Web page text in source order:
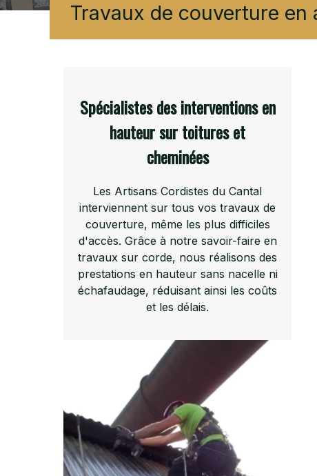
Travaux de couverture
Spécialistes des interventions en
hauteur sur toitures et
cheminées
Les Artisans Cordistes du Cantal
interviennent sur tous vos travaux de
couverture, même les plus difficiles
d'accès. Grâce à notre savoir-faire en
travaux sur corde, nous réalisons des
prestations en hauteur sans nacelle ni
échafaudage, réduisant ainsi les coûts
et les délais.